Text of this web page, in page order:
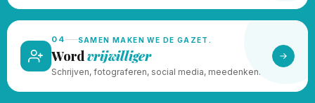
04 SAMEN MAKEN WE DE GAZET.
Wordvrijwilliger
Schrijven, fotograferen, social media, meedenken.